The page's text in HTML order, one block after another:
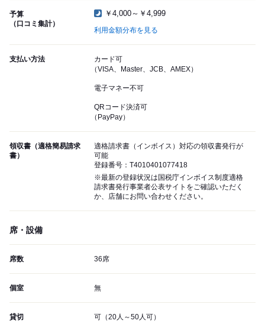
予算
（口コミ集計）
￥4,000～￥4,999
利用金額分布を見る
支払い方法
カード可
（VISA、Master、JCB、AMEX）
電子マネー不可
QRコード決済可
（PayPay）
領収書（適格簡易請求
書）
適格請求書（インボイス）対応の領収書発行が
可能
登録番号：T4010401077418
※最新の登録状況は国税庁インボイス制度適格
請求書発行事業者公表サイトをご確認いただく
か、店舗にお問い合わせください。
席・設備
席数 36席
個室 無
貸切 可（20人～50人可）